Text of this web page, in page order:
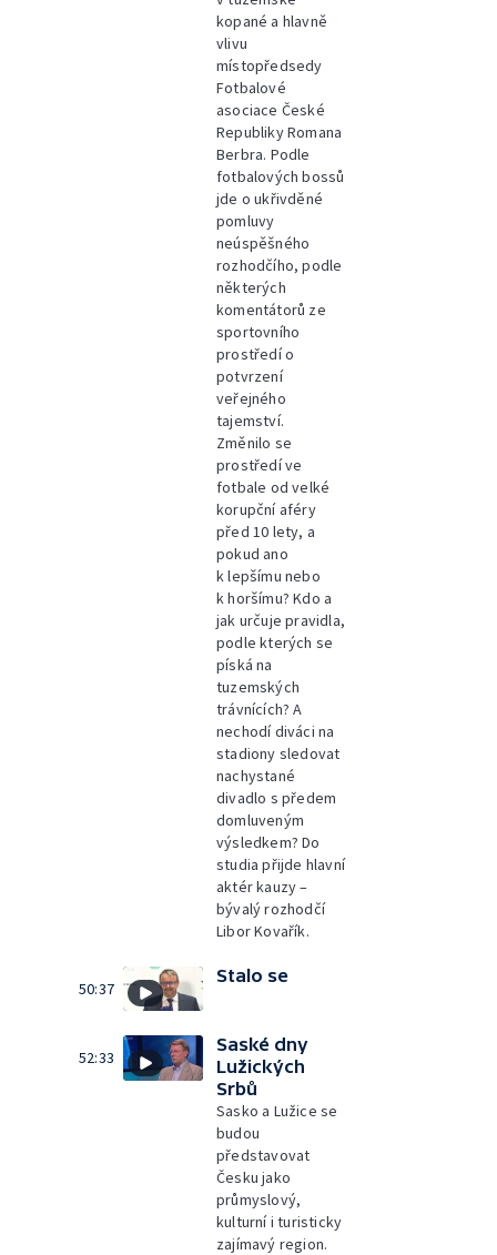
kopané a hlavně
vlivu
místopředsedy
Fotbalové
asociace České
Republiky Romana
Berbra. Podle
fotbalových bossů
jde o ukřivděné
pomluvy
neúspěšného
rozhodčího, podle
některých
komentátorů ze
sportovního
prostředí o
potvrzení
veřejného
tajemství.
Změnilo se
prostředí ve
fotbale od velké
korupční aféry
před 10 lety, a
pokud ano
k lepšímu nebo
k horšímu? Kdo a
jak určuje pravidla,
podle kterých se
píská na
tuzemských
trávnících? A
nechodí diváci na
stadiony sledovat
nachystané
divadlo s předem
domluveným
výsledkem? Do
studia přijde hlavní
aktér kauzy –
bývalý rozhodčí
Libor Kovařík.
50:37
Stalo se
52:33
Saské dny
Lužických
Srbů
Sasko a Lužice se
budou
představovat
Česku jako
průmyslový,
kulturní i turisticky
zajímavý region.